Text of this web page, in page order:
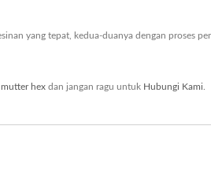
yang tepat, kedua-duanya dengan proses
mutter hex dan jangan ragu untuk Hubungi Kami